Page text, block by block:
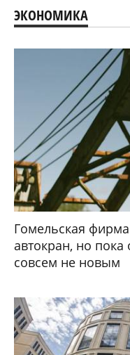
ЭКОНОМИКА
Гомельская
автокран, но пока
совсем не новым